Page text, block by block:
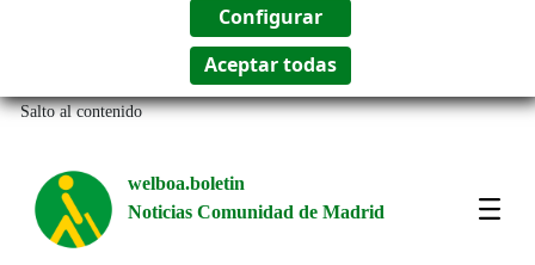
Salto al contenido
welboa.boletin
Noticias Comunidad de Madrid